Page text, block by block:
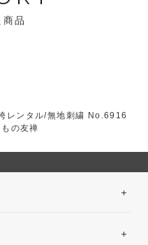
品
レンタル/無地刺繍 No.6916
の友禅